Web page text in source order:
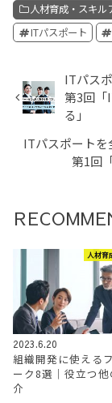
人材育成・スキル
ITパスポート
ITパス
第3回「
る」
ITパスポート
第1回
人材育
2023.6.20
組織開発に使える
ーク8選｜役立つ
介